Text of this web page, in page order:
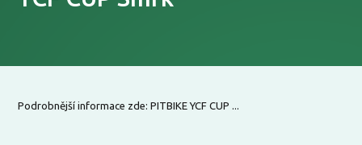
Podrobnější informace zde: PITBIKE YCF CUP ...